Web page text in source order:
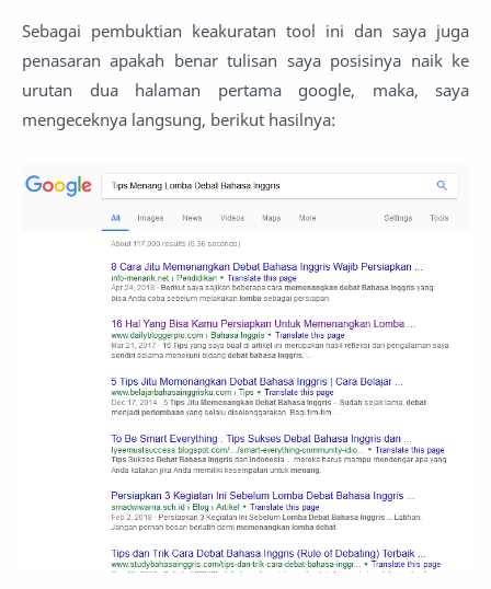
Sebagai pembuktian keakuratan tool ini dan saya juga
penasaran apakah benar tulisan saya posisinya naik ke
urutan dua halaman pertama google, maka, saya
mengeceknya langsung, berikut hasilnya: